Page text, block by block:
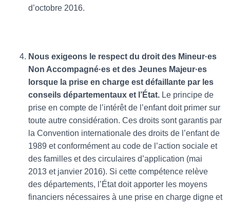
d’octobre 2016.
Nous exigeons le respect du droit des Mineur·es
Non Accompagné·es et des Jeunes Majeur·es
lorsque la prise en charge est défaillante par les
conseils départementaux et l’État. Le principe de
prise en compte de l’intérêt de l’enfant doit primer sur
toute autre considération. Ces droits sont garantis par
la Convention internationale des droits de l’enfant de
1989 et conformément au code de l’action sociale et
des familles et des circulaires d’application (mai
2013 et janvier 2016). Si cette compétence relève
des départements, l’État doit apporter les moyens
financiers nécessaires à une prise en charge digne et